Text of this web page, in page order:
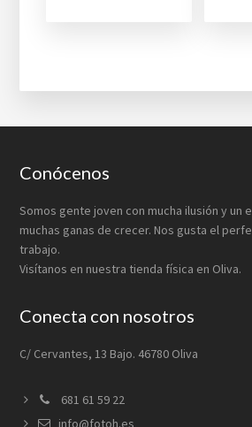
Footer
Conócenos
Somos gente joven con mucha ilusión y un
muchas ganas de crecer. Nos gusta el
trabajo.
Visítanos en nuestra tienda física en Oliva.
Conecta con nosotros
C/ Cervantes, 13 Bajo. 46780 Oliva
681 61 59 22
info@fotoh.es